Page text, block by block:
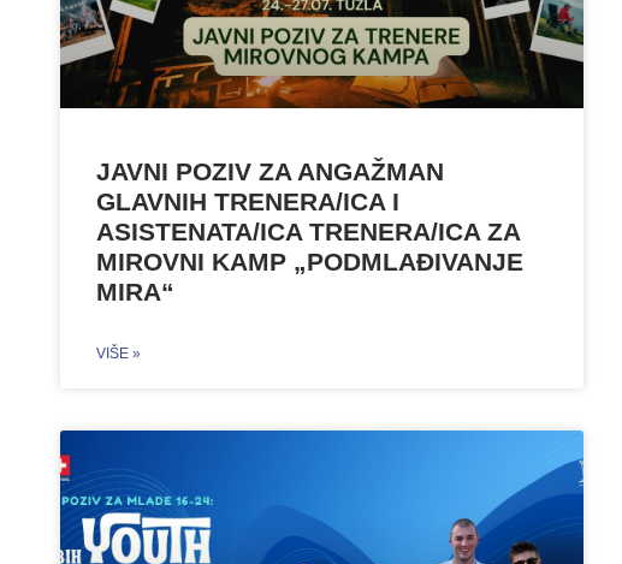
JAVNI POZIV ZA ANGAŽMAN
GLAVNIH TRENERA/ICA I
ASISTENATA/ICA TRENERA/ICA ZA
MIROVNI KAMP „PODMLAĐIVANJE
MIRA“
VIŠE »